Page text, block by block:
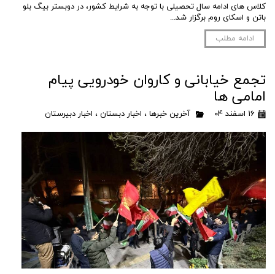
کلاس های ادامه سال تحصیلی با توجه به شرایط کشور، در دوبستر بیگ بلو
باتن و اسکای روم برگزار شد...
ادامه مطلب
تجمع خیابانی و کاروان خودرویی پیام
امامی ها
۱۶ اسفند ۰۴ آخرین خبرها ، اخبار دبستان ، اخبار دبیرستان